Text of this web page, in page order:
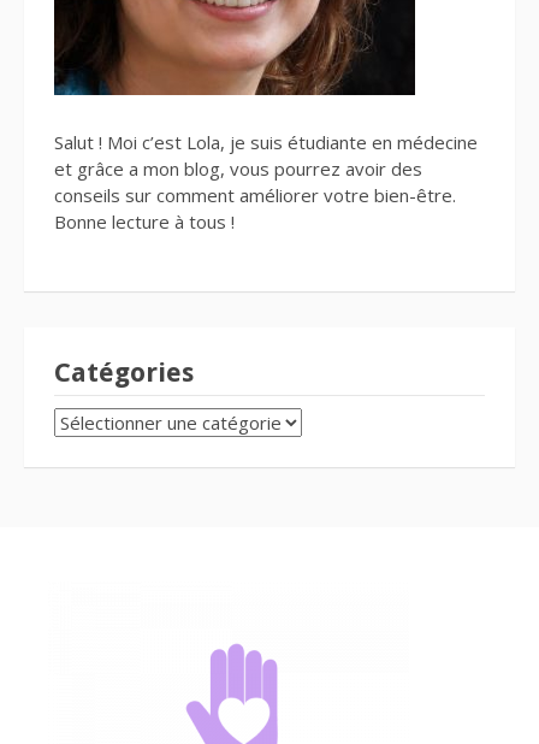
Salut ! Moi c’est Lola, je suis étudiante en médecine
et grâce a mon blog, vous pourrez avoir des
conseils sur comment améliorer votre bien-être.
Bonne lecture à tous !
Catégories
CATÉGORIES